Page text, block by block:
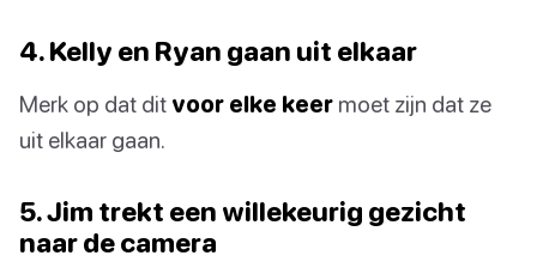
4. Kelly en Ryan gaan uit elkaar
Merk op dat dit voor elke keer moet zijn dat ze
uit elkaar gaan.
5. Jim trekt een willekeurig gezicht
naar de camera